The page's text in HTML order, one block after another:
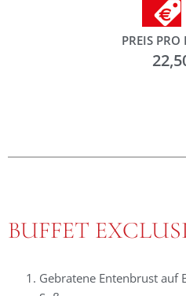
PREIS PRO
BUFFET
Gebratene Entenbrust auf